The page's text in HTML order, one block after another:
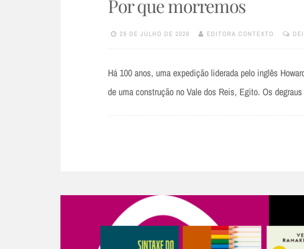
Por que morremos
29 DE JULHO DE 2026 EDITORA CONTEXTO
Há 100 anos, uma expedição liderada pelo inglês
de uma construção no Vale dos Reis, Egito. Os